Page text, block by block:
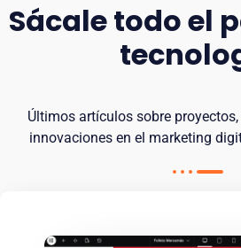
Sácale todo el
Últimos artículos sobre
innovaciones en el marketing